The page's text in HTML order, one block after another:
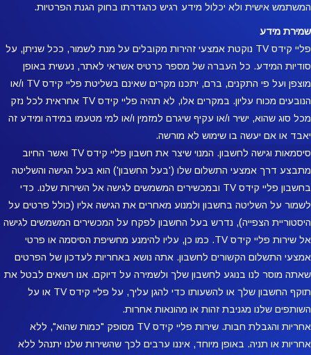
המשתמש אישית ולא יכלול מידע רגיש כהגדרתו בחוק הגנת הפרטיות.
שמירת מידע
פליי קידס TV נוקטת אמצעי זהירות מקובלים על מנת לשמור, ככל שניתן, על
סודיות המידע. כל העברה של מספר כרטיס אשראי לאתר, נעשית באופן
מוצפן ועל פי התקנים, ברם, יתכנו מקרים שאינם בשליטת פליי קידס TV ו/או
הנובעים מכוח עליון. במקרים אלו, לא תהיה פליי קידס TV אחראית לכל נזק
מכל סוג שהוא, ישיר ו/או עקיף שיגרם למזמין ו/או למי מטעמו במידה ומידע זה
יאבד או אם יעשה בו שימוש לא מורשה.
סיסמאות וגישה לחשבון. המנוי שיצר את חשבון פליי קידס TV ואשר החיוב
מתבצע דרך אמצעי התשלום שלו ('בעל החשבון') הוא בעל הגישה והשליטה
בחשבון פליי קידס TV ובמכשירים המשמשים לגישה אל השירות שלנו. כדי
לשמור על השליטה בחשבון ולמנוע מאחרים את הגישה אליו (כולל פרטים על
היסטוריית הצפייה), נדרש בעל החשבון לפקח על המכשירים המשמשים לגישה
אל שירות פליי קידס TV. כמו כן, עליו להימנע מחשיפת הסיסמה או פרטי
אמצעי התשלום הקשורים לחשבון. אתה נושא באחריות לעדכון של הפרטים
שאתה מוסר לנו בנוגע לחשבון שלך ולשמירה על דיוקם. אנו רשאים לבטל את
תוקף החשבון שלך או להשעותו כדי להגן עליך, על פליי קידס TV או על
השותפים שלנו מגניבת זהות או מהונאות אחרות.
אחריות והגבלת חבות. שירות פליי קידס TV מסופק "כמות שהוא", ללא
אחריות או תניה. באופן מיוחד, איננו ערבים לכך שהשירות שלנו יתנהל ללא